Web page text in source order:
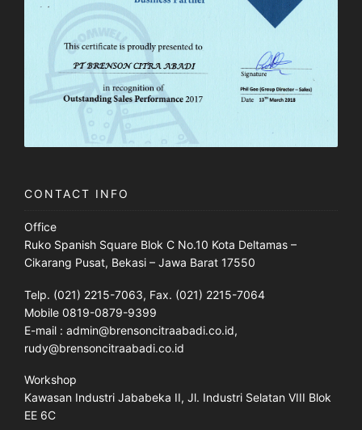
CONTACT INFO
Office
Ruko Spanish Square Blok C No.10 Kota Deltamas –
Cikarang Pusat, Bekasi – Jawa Barat 17550
Telp. (021) 2215-7063, Fax. (021) 2215-7064
Mobile 0819-0879-9399
E-mail : admin@brensoncitraabadi.co.id,
rudy@brensoncitraabadi.co.id
Workshop
Kawasan Industri Jababeka II, Jl. Industri Selatan VIII Blok
EE 6C